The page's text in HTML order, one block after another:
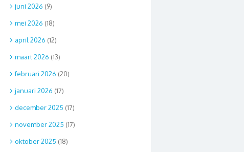
juni 2026 (9)
mei 2026 (18)
april 2026 (12)
maart 2026 (13)
februari 2026 (20)
januari 2026 (17)
december 2025 (17)
november 2025 (17)
oktober 2025 (18)